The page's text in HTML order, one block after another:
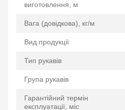
виготовлення, м
Вага (довідкова), кг/м
Вид продукції
Тип рукавів
Група рукавів
Гарантійний термін
експлуатації, міс